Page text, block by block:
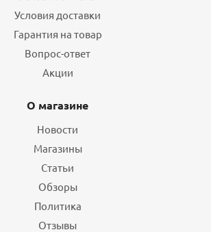
Условия доставки
Гарантия на товар
Вопрос-ответ
Акции
О магазине
Новости
Магазины
Статьи
Обзоры
Политика
Отзывы